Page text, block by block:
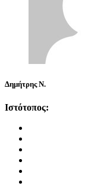
Δημήτρης Ν.
Ιστότοπος: